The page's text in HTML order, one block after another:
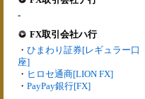
-
FX取引会社ハ行
・ ひまわり証券[レギュラー口
座]
・ ヒロセ通商[LION FX]
・ PayPay銀行[FX]